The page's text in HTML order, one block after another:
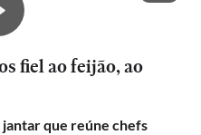
fiel ao feijão, ao
que reúne chefs